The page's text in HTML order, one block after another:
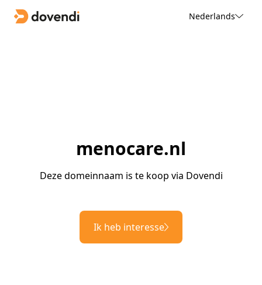
Nederlands
menocare.nl
Deze domeinnaam is te koop via Dovendi
Ik heb interesse